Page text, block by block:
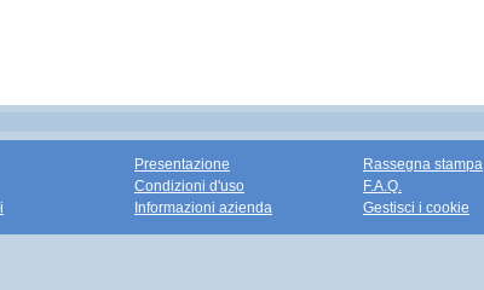
Presentazione
Condizioni d'uso
Informazioni azienda
Rassegna stampa
F.A.Q.
Gestisci i cookie